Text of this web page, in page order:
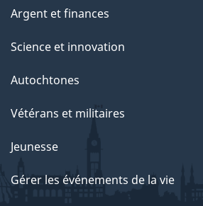
Argent et finances
Science et innovation
Autochtones
Vétérans et militaires
Jeunesse
Gérer les événements de la vie